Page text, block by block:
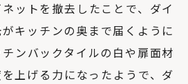
ットを撤去したことで、ダイ
キッチンの奥まで届くように
ンバックタイルの白や扉面材
上げる力になったようで、ダ